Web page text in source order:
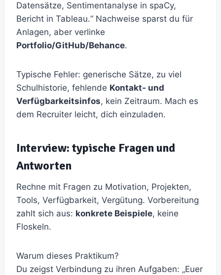
Datensätze, Sentimentanalyse in spaCy,
Bericht in Tableau.“ Nachweise sparst du für
Anlagen, aber verlinke
Portfolio/GitHub/Behance.
Typische Fehler: generische Sätze, zu viel
Schulhistorie, fehlende Kontakt‑ und
Verfügbarkeitsinfos, kein Zeitraum. Mach es
dem Recruiter leicht, dich einzuladen.
Interview: typische Fragen und
Antworten
Rechne mit Fragen zu Motivation, Projekten,
Tools, Verfügbarkeit, Vergütung. Vorbereitung
zahlt sich aus: konkrete Beispiele, keine
Floskeln.
Warum dieses Praktikum?
Du zeigst Verbindung zu ihren Aufgaben: „Euer